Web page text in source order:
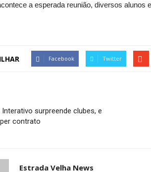
a esperada reunião, diversos alunos
Facebook Twitter
surpreende clubes, e
contrato
Estrada Velha News